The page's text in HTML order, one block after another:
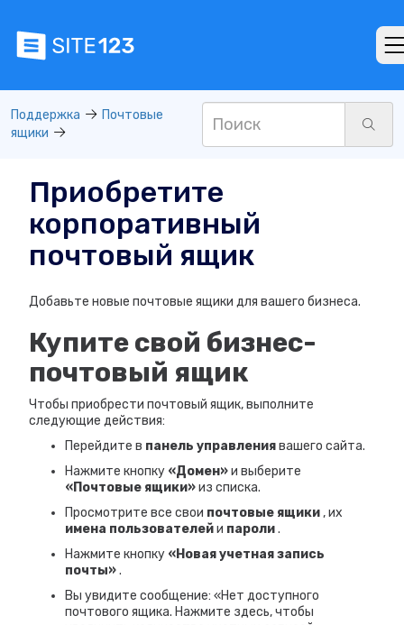
Поддержка
Почтовые
ящики
Приобретите
корпоративный
почтовый ящик
Добавьте новые почтовые ящики для вашего бизнеса.
Купите свой бизнес-
почтовый ящик
Чтобы приобрести почтовый ящик, выполните
следующие действия:
Перейдите в панель управлениявашего сайта.
Нажмите кнопку «Домен»и выберите
«Почтовые ящики»из списка.
Просмотрите все свои почтовые ящики , их
имена пользователейи пароли.
Нажмите кнопку «Новая учетная запись
почты».
Вы увидите сообщение: «Нет доступного
почтового ящика. Нажмите здесь, чтобы